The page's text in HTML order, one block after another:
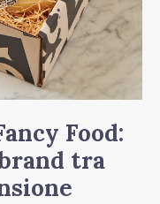
Food:
tra